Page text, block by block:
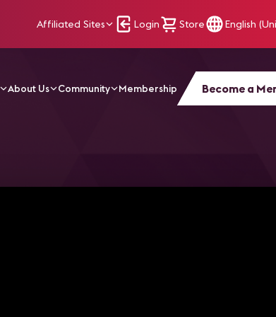
Affiliated Sites Login Store English
About Us Community Membership Become a